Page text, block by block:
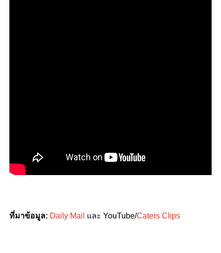
ที่มาข้อมูล: Daily Mail และ YouTube/Caters Clips